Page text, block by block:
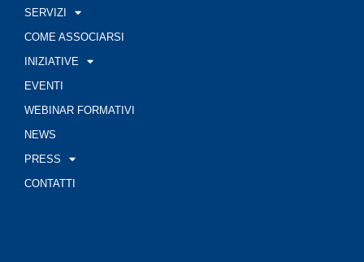
SERVIZI
COME ASSOCIARSI
INIZIATIVE
EVENTI
WEBINAR FORMATIVI
NEWS
PRESS
CONTATTI